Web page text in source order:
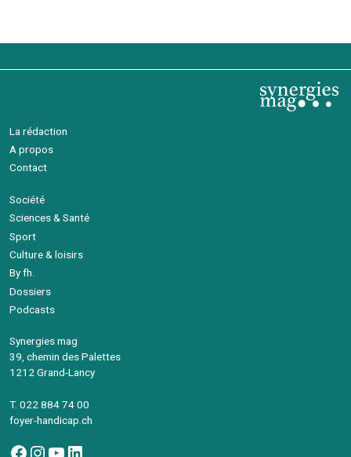
La rédaction
A propos
Contact
Société
Sciences & Santé
Sport
Culture & loisirs
By fh.
Dossiers
Podcasts
Synergies mag
39, chemin des Palettes
1212 Grand-Lancy
T. 022 884 74 00
foyer-handicap.ch
Facebook
Instagram
YouTube
LinkedIn